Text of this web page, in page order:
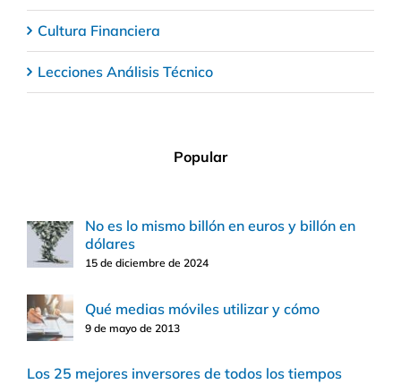
Cultura Financiera
Lecciones Análisis Técnico
Popular
No es lo mismo billón en euros y billón en
dólares
15 de diciembre de 2024
Qué medias móviles utilizar y cómo
9 de mayo de 2013
Los 25 mejores inversores de todos los tiempos